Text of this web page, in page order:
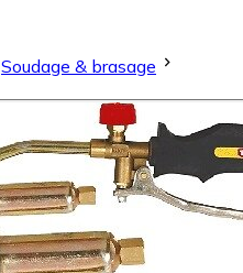
Soudage & brasage